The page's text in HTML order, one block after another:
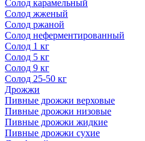
Солод карамельный
Солод жженый
Солод ржаной
Солод неферментированный
Солод 1 кг
Солод 5 кг
Солод 9 кг
Солод 25-50 кг
Дрожжи
Пивные дрожжи верховые
Пивные дрожжи низовые
Пивные дрожжи жидкие
Пивные дрожжи сухие